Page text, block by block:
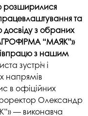
розширилися
та
досвіду з обраних
“МАЯК”»
з нашим
зустріч і
напрямів
в офіційних
Олександр
— виконавча